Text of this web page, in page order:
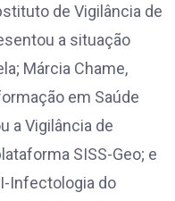
de Vigilância de
a situação
Márcia Chame,
em Saúde
a Vigilância de
SISS-Geo; e
Infectologia do